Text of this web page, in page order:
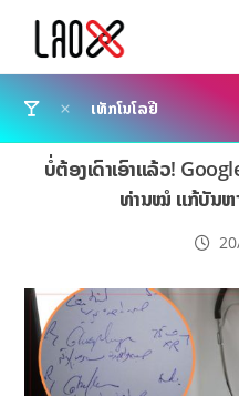
ເທັກໂນໂລຢີ
ບໍ່ຕ້ອງເດົາເອົາແລ້ວ!
ທ່ານໝໍ ແກ້ບັນຫ